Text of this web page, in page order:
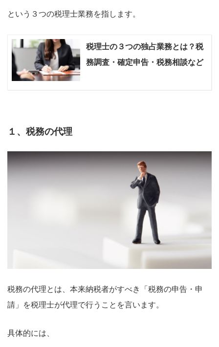
という３つの税理士業務を指します。
税理士の３つの独占業務とは？税
務調査・確定申告・税務相談など
１、税務の代理
税務の代理とは、本来納税者がすべき「税務の申告・申
請」を税理士が代理で行うことを言います。
具体的には、